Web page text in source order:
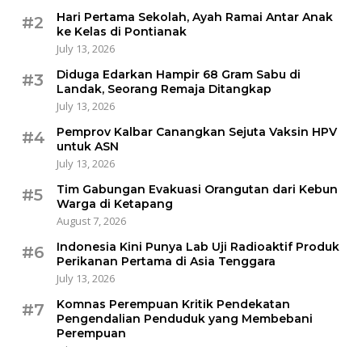
#2
Hari Pertama Sekolah, Ayah Ramai Antar Anak
ke Kelas di Pontianak
July 13, 2026
#3
Diduga Edarkan Hampir 68 Gram Sabu di
Landak, Seorang Remaja Ditangkap
July 13, 2026
#4
Pemprov Kalbar Canangkan Sejuta Vaksin HPV
untuk ASN
July 13, 2026
#5
Tim Gabungan Evakuasi Orangutan dari Kebun
Warga di Ketapang
August 7, 2026
#6
Indonesia Kini Punya Lab Uji Radioaktif Produk
Perikanan Pertama di Asia Tenggara
July 13, 2026
#7
Komnas Perempuan Kritik Pendekatan
Pengendalian Penduduk yang Membebani
Perempuan